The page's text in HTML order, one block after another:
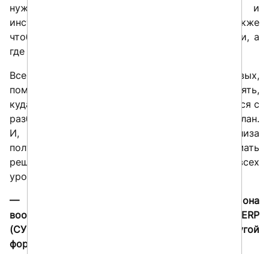
нужен для оценки правильных методик и
инструментов, мониторинга ситуации, а также
чтобы понять, где затраты были оправданными, а
где деньги были потрачены неэффективно.
Все они играют важную роль, так как, во-первых,
помогают структурировать стратегию и понять,
куда двигаться дальше. Во-вторых, как двигаться с
разбивкой на конкретный производственный план.
И, наконец, с помощью правильного анализа
полученных результатов можно принимать
решения о необходимых корректировках на всех
уровнях.
— Если представить ERP через 10 лет — она
вообще будет похожа на то, что мы называем ERP
(СУР) сегодня? Или нас ждет совсем другой
формат управления бизнесом?